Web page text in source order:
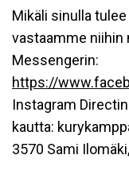
Mikäli sinulla
vastaamme niihin
Messengerin:
https://
Instagram
kautta:
3570 Sami